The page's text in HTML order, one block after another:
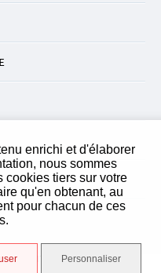
enrichi et d'élaborer
nous sommes
cookies tiers sur votre
qu'en obtenant, au
pour chacun de ces
Personnaliser
AGENT CHU